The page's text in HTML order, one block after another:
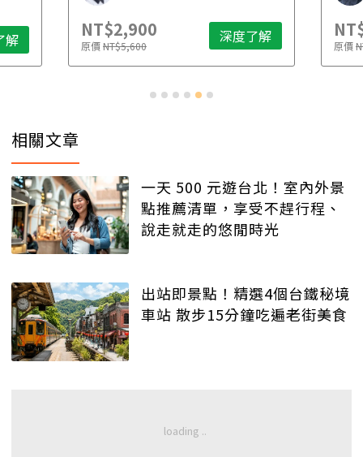
解 NT$2,900
原價NT$5,600 深度了解 原價
相關文章
一天 500 元遊台北！室內外景
點推薦清單，享受不趕行程、
說走就走的悠閒時光
出站即景點！精選4個台鐵秘境
車站 散步15分鐘吃遍老街美食